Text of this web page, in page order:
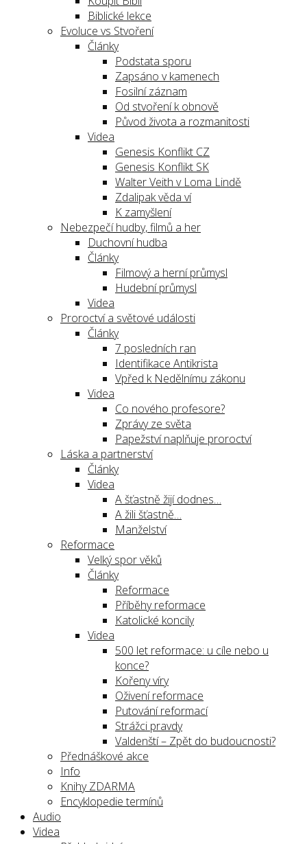
Biblické lekce
Evoluce vs Stvoření
Články
Podstata sporu
Zapsáno v kamenech
Fosilní záznam
Od stvoření k obnově
Původ života a rozmanitosti
Videa
Genesis Konflikt CZ
Genesis Konflikt SK
Walter Veith v Loma Lindě
Zdalipak věda ví
K zamyšlení
Nebezpečí hudby, filmů a her
Duchovní hudba
Články
Filmový a herní průmysl
Hudební průmysl
Videa
Proroctví a světové události
Články
7 posledních ran
Identifikace Antikrista
Vpřed k Nedělnímu zákonu
Videa
Co nového profesore?
Zprávy ze světa
Papežství naplňuje proroctví
Láska a partnerství
Články
Videa
A šťastně žijí dodnes…
A žili šťastně…
Manželství
Reformace
Velký spor věků
Články
Reformace
Příběhy reformace
Katolické koncily
Videa
500 let reformace: u cíle nebo u
konce?
Kořeny víry
Oživení reformace
Putování reformací
Strážci pravdy
Valdenští – Zpět do budoucnosti?
Přednáškové akce
Info
Knihy ZDARMA
Encyklopedie termínů
Audio
Videa